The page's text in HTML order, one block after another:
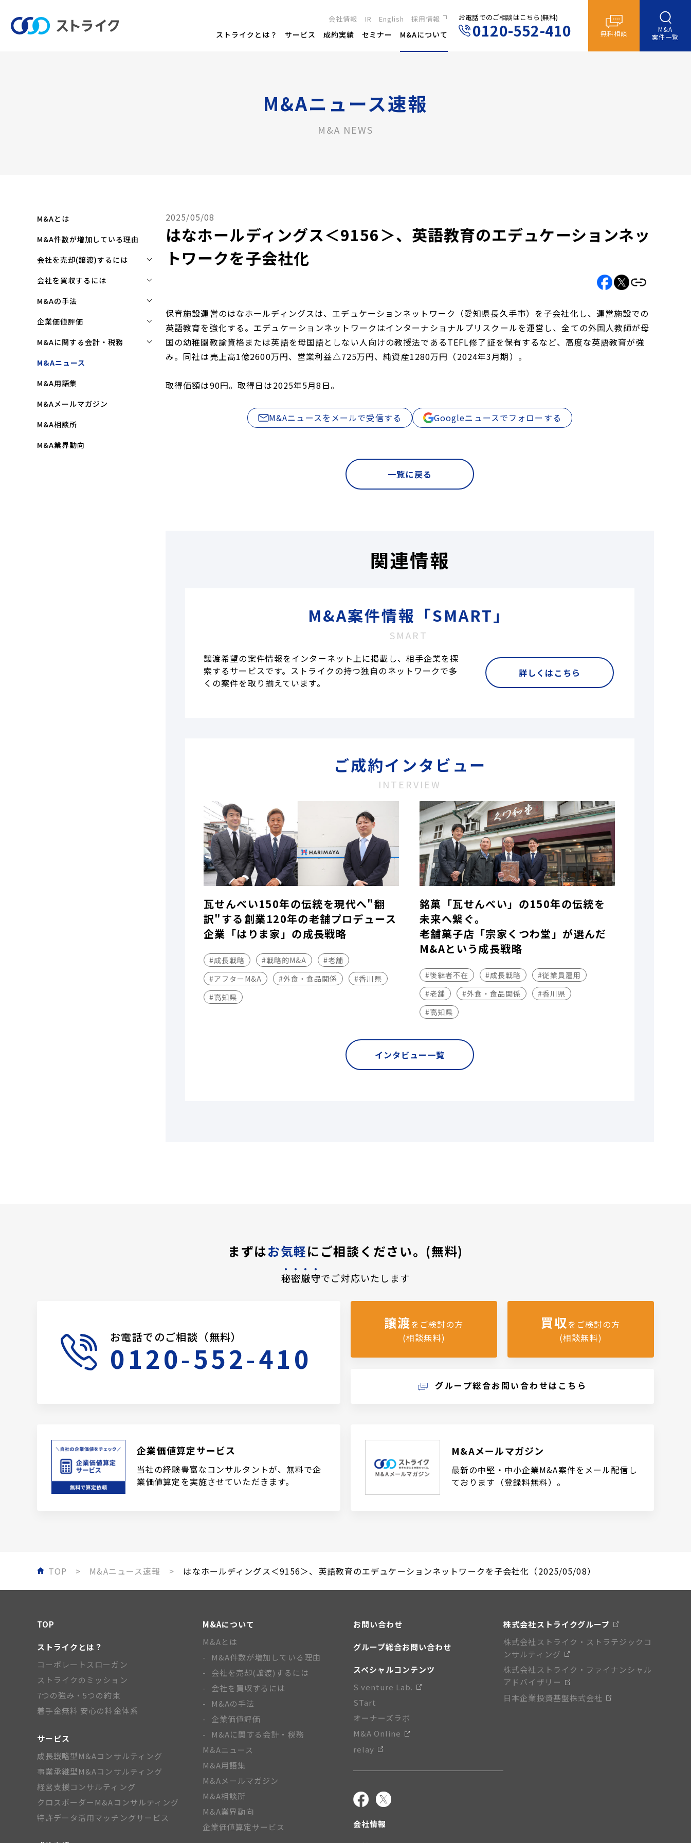
会社情報 IR English 採用情報
新卒採用
キャリア採用
ストライクとは？ サービス 成約実績 セミナー M&Aについて
お電話でのご相談はこちら(無料)
0120-552-410 無料相談
M&A
案件一覧
M&Aニュース速報
M&A NEWS
M&Aとは
M&A件数が増加している理由
会社を売却(譲渡)するには
会社を売却(譲渡)するには
M&Aで売れる会社の条件とは
M&Aで買い手はここを見る
会社を買収するには
会社を買収するには
企業買収を成功させるポイント
買収監査(デューディリジェン
ス)とは
クロージングと引継ぎ
企業買収の流れと手順
M&Aの手法
株式譲渡
第三者割当増資
資本業務提携
企業価値評価
企業価値評価(バリュエーショ
企業評価と売買価格の違い
中小企業M&Aにおける企業価値
ン)の算定方法
純資産法(コストアプローチ)
M&Aに関する会計・税務
株式譲渡にかかる税金(個人・
事業譲渡にかかる税金(個人・
法人)
M&Aにおける節税(役職退職金
スキーム)
赤字・債務超過会社の買収制限
M&Aニュース
M&A用語集
M&Aメールマガジン
M&A相談所
M&A業界動向
2025/05/08
はなホールディングス＜9156＞、英語教育のエデュケーションネッ
トワークを子会社化
保育施設運営のはなホールディングスは、エデュケーションネットワーク（愛知県長久手市）を子会社化し、運営施設での
英語教育を強化する。エデュケーションネットワークはインターナショナルプリスクールを運営し、全ての外国人教師が母
国の幼稚園教諭資格または英語を母国語としない人向けの教授法であるTEFL修了証を保有するなど、高度な英語教育が強
み。同社は売上高1億2600万円、営業利益△725万円、純資産1280万円（2024年3月期）。
取得価額は90円。取得日は2025年5月8日。
M&Aニュースをメールで受信する Googleニュースでフォローする
一覧に戻る
関連情報
M&A案件情報「SMART」
SMART
譲渡希望の案件情報をインターネット上に掲載し、相手企業を探
索するサービスです。ストライクの持つ独自のネットワークで多
くの案件を取り揃えています。
詳しくはこちら
ご成約インタビュー
INTERVIEW
瓦せんべい150年の伝統を現代へ"翻
訳"する――創業120年の老舗プロデュース
企業「はりま家」の成長戦略
#成長戦略 #戦略的M&A
#老舗
#アフターM&A
#外食・食品関係
#香川県
#高知県
銘菓「瓦せんべい」の150年の伝統を
未来へ繋ぐ。
老舗菓子店「宗家くつわ堂」が選んだ
M&Aという成長戦略
#後継者不在 #成長戦略
#従業員雇用
#老舗
#外食・食品関係
#香川県
#高知県
インタビュー一覧
まずはお気軽にご相談ください。(無料)
秘密厳守でご対応いたします
お電話でのご相談（無料）
0120-552-410
譲渡をご検討の方
(相談無料)
買収をご検討の方
(相談無料)
グループ総合お問い合わせはこちら
企業価値算定サービス
当社の経験豊富なコンサルタントが、無料で企
業価値算定を実施させていただきます。
M&Aメールマガジン
最新の中堅・中小企業M&A案件をメール配信し
ております（登録料無料）。
TOP M&Aニュース速報 はなホールディングス＜9156＞、英語教育のエデュケーションネットワークを子会社化（2025/05/08）
TOP
ストライクとは？
コーポレートスローガン
ストライクのミッション
7つの強み・5つの約束
着手金無料 安心の料金体系
サービス
成長戦略型M&Aコンサルティング
事業承継型M&Aコンサルティング
経営支援コンサルティング
クロスボーダーM&Aコンサルティング
特許データ活用マッチングサービス
M&Aについて
M&Aとは
M&A件数が増加している理由
会社を売却(譲渡)するには
会社を買収するには
M&Aの手法
企業価値評価
M&Aに関する会計・税務
M&Aニュース
M&A用語集
M&Aメールマガジン
M&A相談所
M&A業界動向
企業価値算定サービス
お問い合わせ
グループ総合お問い合わせ
スペシャルコンテンツ
S venture Lab.
STart
オーナーズラボ
M&A Online
relay
会社情報
株式会社ストライクグループ
株式会社ストライク・ストラテジックコ
ンサルティング
株式会社ストライク・ファイナンシャル
アドバイザリー
日本企業投資基盤株式会社